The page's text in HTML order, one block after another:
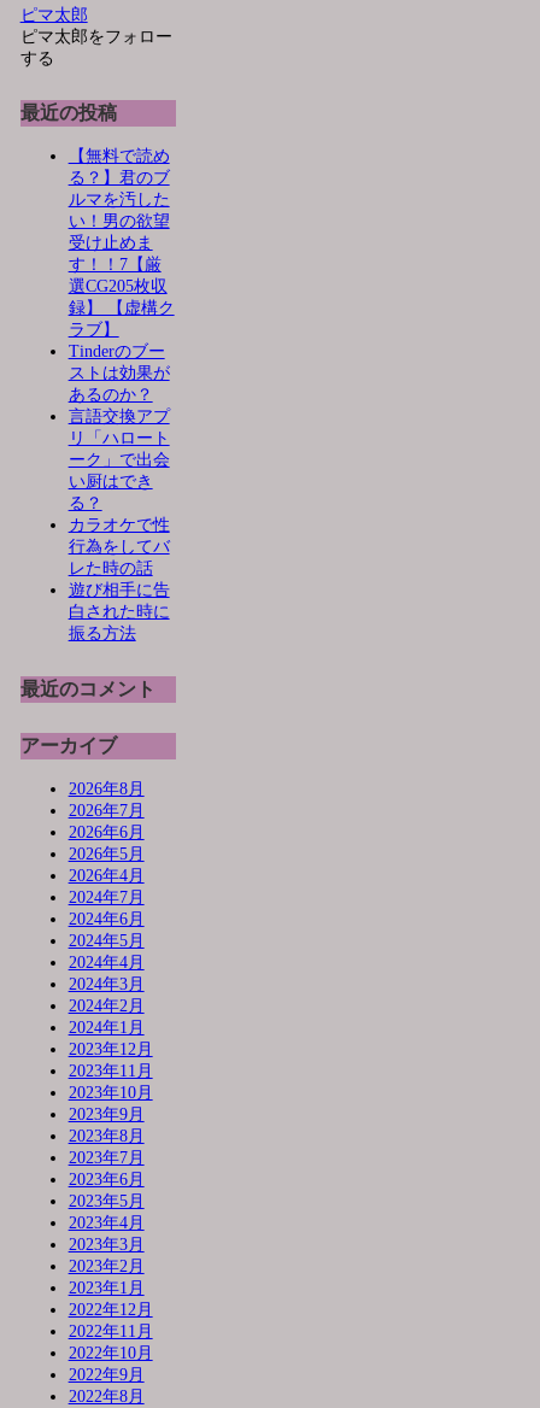
ピマ太郎
ピマ太郎をフォロー
する
最近の投稿
【無料で読め
る？】君のブ
ルマを汚した
い！男の欲望
受け止めま
す！！7【厳
選CG205枚収
録】 【虚構ク
ラブ】
Tinderのブー
ストは効果が
あるのか？
言語交換アプ
リ「ハロート
ーク」で出会
い厨はでき
る？
カラオケで性
行為をしてバ
レた時の話
遊び相手に告
白された時に
振る方法
最近のコメント
アーカイブ
2026年8月
2026年7月
2026年6月
2026年5月
2026年4月
2024年7月
2024年6月
2024年5月
2024年4月
2024年3月
2024年2月
2024年1月
2023年12月
2023年11月
2023年10月
2023年9月
2023年8月
2023年7月
2023年6月
2023年5月
2023年4月
2023年3月
2023年2月
2023年1月
2022年12月
2022年11月
2022年10月
2022年9月
2022年8月